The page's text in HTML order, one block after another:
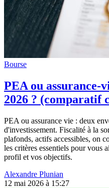
Bourse
PEA ou assurance-
2026 ? (comparatif
PEA ou assurance vie : deux
d'investissement. Fiscalité à la
plafonds, actifs accessibles, on
les critères essentiels pour vous
profil et vos objectifs.
Alexandre Plunian
12 mai 2026 à 15:27